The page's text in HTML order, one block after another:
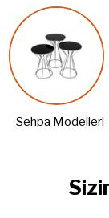
Sehpa Modelleri